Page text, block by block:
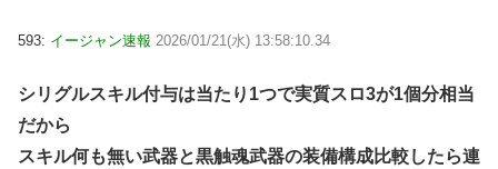
593: イージャン速報 2026/01/21(水) 13:58:10.34
シリグルスキル付与は当たり1つで実質スロ3が1個分相当
だから
スキル何も無い武器と黒触魂武器の装備構成比較したら連